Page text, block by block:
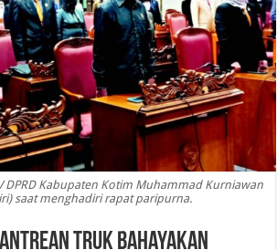
DPRD Kabupaten Kotim Muhammad Kurniawan
saat menghadiri rapat paripurna.
Truk Bahayakan